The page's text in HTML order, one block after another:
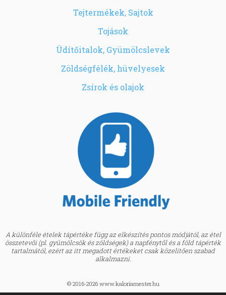
Tejtermékek, Sajtok
Tojások
Üdítőitalok, Gyümölcslevek
Zöldségfélék, hüvelyesek
Zsírok és olajok
A különféle ételek tápértéke függ az elkészítés pontos módjától, az étel
összetevői (pl. gyümölcsök és zöldségek) a napfénytől és a föld tápérték
tartalmától, ezért az itt megadott értékeket csak közelítően szabad
alkalmazni.
© 2016-2026 www.kaloriamester.hu